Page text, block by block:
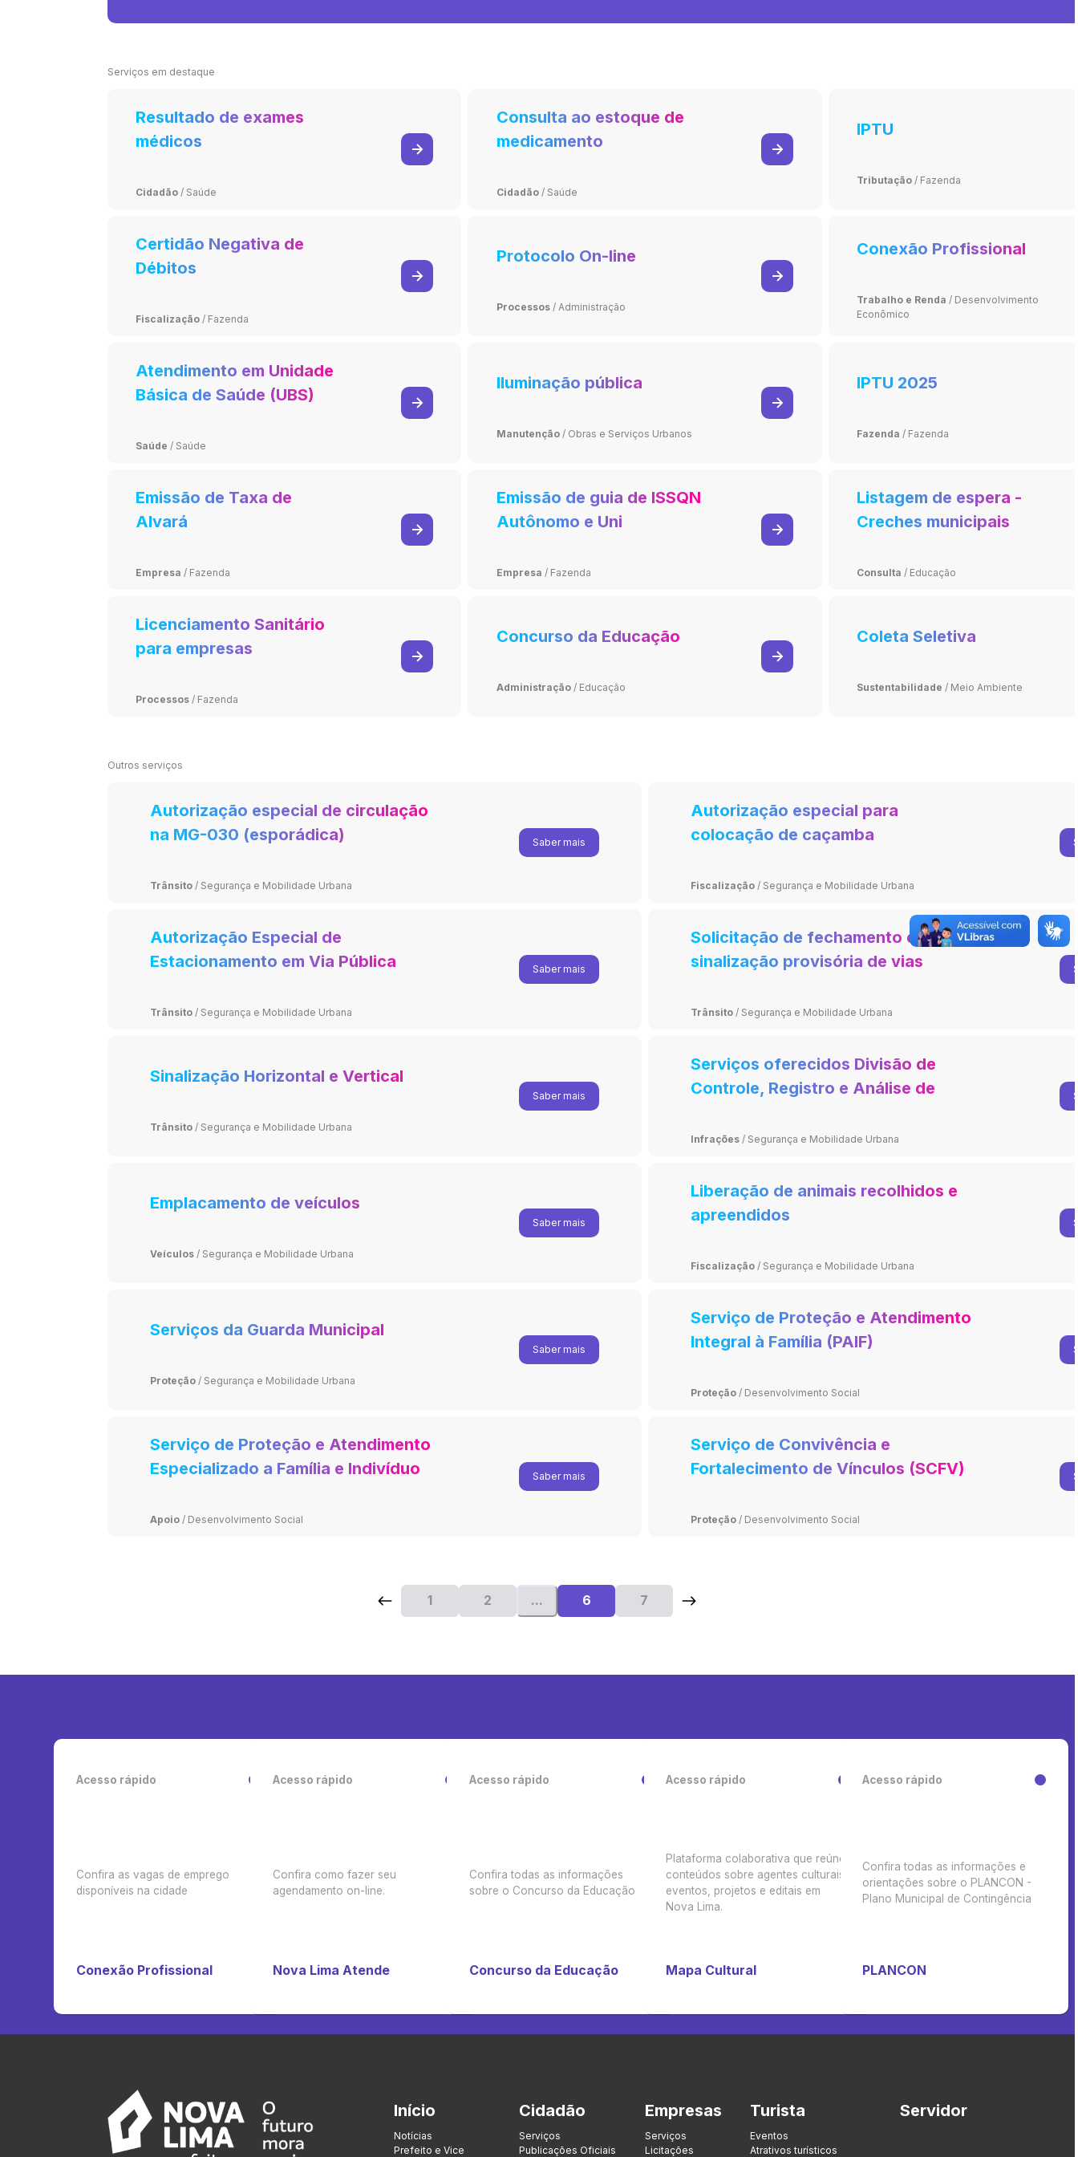
Serviços em destaque
Resultado de exames
médicos
Cidadão / Saúde
Consulta ao estoque de
medicamento
Cidadão/ Saúde
IPTU
Tributação/ Fazenda
Certidão Negativa de
Débitos
Fiscalização / Fazenda
Protocolo On-line
Processos/ Administração
Conexão Profissional
Trabalho e Renda / Desenvolvimento
Econômico
Atendimento em Unidade
Básica de Saúde (UBS)
Saúde / Saúde
Iluminação pública
Manutenção/ Obras e Serviços Urbanos
IPTU 2025
Fazenda / Fazenda
Emissão de Taxa de
Alvará
Empresa / Fazenda
Emissão de guia de ISSQN
Autônomo e Uni
Empresa / Fazenda
Listagem de espera -
Creches municipais
Consulta / Educação
Licenciamento Sanitário
para empresas
Processos / Fazenda
Concurso da Educação
Administração/ Educação
Coleta Seletiva
Sustentabilidade / Meio Ambiente
Outros serviços
Autorização especial de circulação
na MG-030 (esporádica)
Trânsito / Segurança e Mobilidade Urbana
Saber mais
Autorização especial para
colocação de caçamba
Fiscalização / Segurança e Mobilidade Urbana
Autorização Especial de
Estacionamento em Via Pública
Trânsito / Segurança e Mobilidade Urbana
Saber mais
Solicitação de fechamento e
sinalização provisória de vias
Trânsito / Segurança e Mobilidade Urbana
Sinalização Horizontal e Vertical
Trânsito / Segurança e Mobilidade Urbana
Saber mais
Serviços oferecidos Divisão de
Controle, Registro e Análise de
Infrações / Segurança e Mobilidade Urbana
Emplacamento de veículos
Veículos / Segurança e Mobilidade Urbana
Saber mais
Liberação de animais recolhidos e
apreendidos
Fiscalização / Segurança e Mobilidade Urbana
Serviços da Guarda Municipal
Proteção / Segurança e Mobilidade Urbana
Saber mais
Serviço de Proteção e Atendimento
Integral à Família (PAIF)
Proteção / Desenvolvimento Social
Serviço de Proteção e Atendimento
Especializado a Família e Indivíduos
Apoio / Desenvolvimento Social
Saber mais
Serviço de Convivência e
Fortalecimento de Vínculos (SCFV)
Proteção / Desenvolvimento Social
1 2 ... 6 7
Acesso rápido
Confira as vagas de emprego
disponíveis na cidade
Conexão Profissional
Acesso rápido
Confira como fazer seu
agendamento on-line.
Nova Lima Atende
Acesso rápido
Confira todas as informações
sobre o Concurso da Educação
Concurso da Educação
Acesso rápido
Plataforma colaborativa que reúne
conteúdos sobre agentes culturais,
eventos, projetos e editais em
Nova Lima.
Mapa Cultural
Acesso rápido
Confira todas as informações e
orientações sobre o PLANCON -
Plano Municipal de Contingência
PLANCON
Início
Notícias
Prefeito e Vice
Cidadão
Serviços
Publicações Oficiais
Empresas
Serviços
Licitações
Turista
Eventos
Atrativos turísticos
Servidor